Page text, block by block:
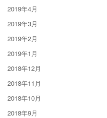
2019年4月
2019年3月
2019年2月
2019年1月
2018年12月
2018年11月
2018年10月
2018年9月